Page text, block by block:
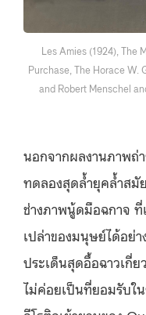
Les Amies (1924), The
Purchase, The Horace W.
and Robert Menschel
นอกจากผลงานภาพถ่
ทดลองสุดล้ำยุคล้ำสมั
ช่างภาพนู้ดมือฉกาจ ที่
เปล่าของมนุษย์ได้อย่
ประเด็นสุดอื้อฉาวเกี่
ไม่ค่อยเป็นที่ยอมรับใ